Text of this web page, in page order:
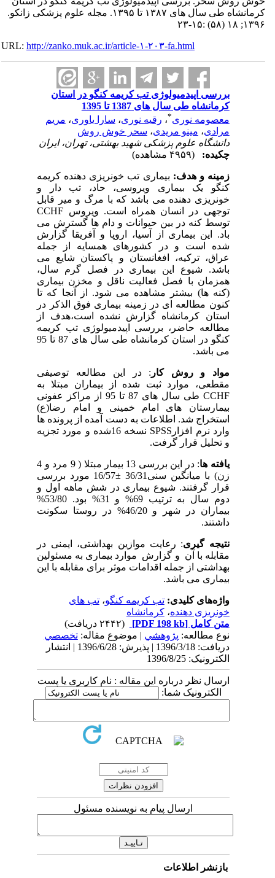
کرمانشاه طی سال های ۱۳۸۷ تا ۱۳۹۵. مجله علوم پزشکی زانکو.
URL:http://zanko.muk.ac.ir/article-۱-۲۰۳-fa.html
بررسی اپیدمیولوژی تب کریمه کنگو در استان
کرمانشاه طی سال های 1387 تا 1395
معصومه نوری ،رقیه نوری ،سارا یاوری،مریم
مینو مریدی،سحر خوش روش
دانشگاه علوم پزشکی شهید بهشتی، تهران، ایران
زمینه و هدف:بیماری تب خونریزی دهنده کریمه
کنگو یک بیماری ویروسی، حاد، تب دار و
خونریزی دهنده می باشد که با مرگ و میر قابل
توجهی در انسان همراه است. ویروس CCHF
توسط کنه در بین حیوانات و دام ها گسترش می
باد. این بیماری از آسیا، اروپا و آفریقا گزارش
شده است و در کشورهای همسایه از جمله
عراق، ترکیه، افغانستان و پاکستان شایع می
باشد. شیوع این بیماری در فصل گرم سال،
همزمان با فصل فعالیت ناقل و مخزن بیماری
(کنه ها) بیشتر مشاهده می شود. از آنجا که تا
کنون مطالعه ای در زمینه بیماری فوق الذکر در
استان کرمانشاه گزارش نشده است،هدف از
مطالعه حاضر، بررسی اپیدمیولوژی تب کریمه
کنگو در استان کرمانشاه طی سال های 87 تا 95
مواد و روش کار : در این مطالعه توصیفی
مقطعی، موارد ثبت شده از بیماران مبتلا به
CCHF طی سال های 87 تا 95 از مراکز عفونی
بیمارستان های امام خمینی و امام رضا(ع)
استخراج شد. اطلاعات به دست آمده از پرونده ها
وارد نرم افزار SPSS
نسخه 16شده و مورد تجزیه
و تحلیل قرار گرفت.
: در این بررسی 13 بیمار مبتلا ( 9 مرد و 4
زن) با میانگین سنی36/31 ±16/57 مورد بررسی
قرار گرفتند. شیوع بیماری در شش ماهه اول و
دوم سال به ترتیب 69% و 31% بود. 53/80%
بیماران در شهر و 46/20% در روستا سکونت
نتیجه گیری: رعایت موازین بهداشتی، ایمنی در
مقابله با آن و گزارش موارد بیماری به مسئولین
بهداشتی از جمله اقدامات موثر برای مقابله با این
بیماری می باشد.
واژه‌های کلیدی:تب کریمه کنگو،تب های
خونریزی دهنده، کرمانشاه
[PDF 198 kb]
(۲۴۴۲ دریافت)
نوع مطالعه:پژوهشي| موضوع مقاله:تخصصي
دریافت: 1396/3/18 | پذیرش: 1396/6/28 | انتشار
الکترونیک: 1396/8/25
ارسال نظر درباره این مقاله : نام کاربری یا پست
الکترونیک شما:
ارسال پیام به نویسنده مسئول
بازنشر اطلاعات